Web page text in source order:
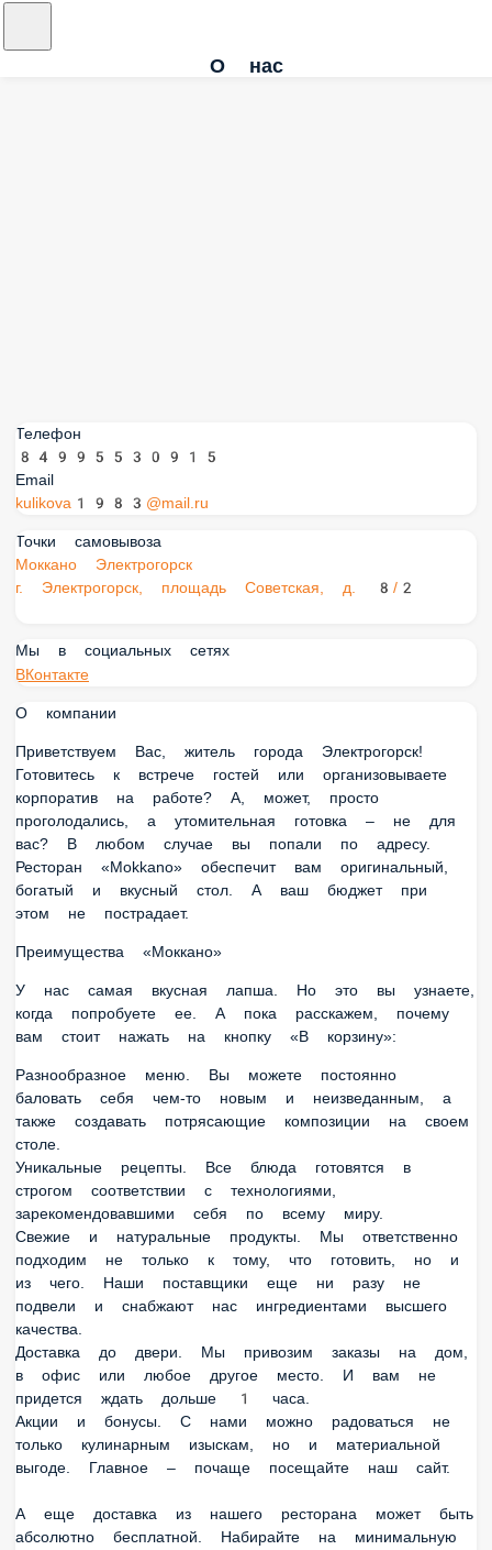
О нас
Телефон
84995530915
Email
kulikova1983@mail.ru
Точки самовывоза
Моккано Электрогорск
г. Электрогорск, площадь Советская, д. 8/2
Мы в социальных сетях
ВКонтакте
О компании
Приветствуем Вас, житель города Электрогорск! Готовитесь
к встрече гостей или организовываете корпоратив на
работе? А, может, просто проголодались, а утомительная
готовка – не для вас? В любом случае вы попали по адресу.
Ресторан «Mokkano» обеспечит вам оригинальный,
богатый и вкусный стол. А ваш бюджет при этом не
пострадает.
Преимущества «Моккано»
У нас самая вкусная лапша. Но это вы узнаете, когда
попробуете ее. А пока расскажем, почему вам стоит нажать
на кнопку «В корзину»:
Разнообразное меню. Вы можете постоянно баловать себя
чем-то новым и неизведанным, а также создавать
потрясающие композиции на своем столе.
Уникальные рецепты. Все блюда готовятся в строгом
соответствии с технологиями, зарекомендовавшими себя
по всему миру.
Свежие и натуральные продукты. Мы ответственно
подходим не только к тому, что готовить, но и из чего.
Наши поставщики еще ни разу не подвели и снабжают нас
ингредиентами высшего качества.
Доставка до двери. Мы привозим заказы на дом, в офис
или любое другое место. И вам не придется ждать дольше 1
часа.
Акции и бонусы. С нами можно радоваться не только
кулинарным изыскам, но и материальной выгоде. Главное
– почаще посещайте наш сайт.
А еще доставка из нашего ресторана может быть
абсолютно бесплатной. Набирайте на минимальную сумму
Заказ еды онлайн в нашем заведении позволяет